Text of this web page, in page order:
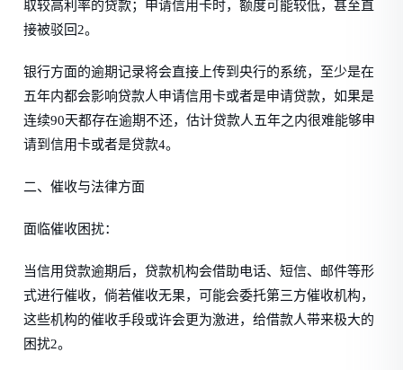
取较高利率的贷款；申请信用卡时，额度可能较低，甚至直
接被驳回2。
银行方面的逾期记录将会直接上传到央行的系统，至少是在
五年内都会影响贷款人申请信用卡或者是申请贷款，如果是
连续90天都存在逾期不还，估计贷款人五年之内很难能够申
请到信用卡或者是贷款4。
二、催收与法律方面
面临催收困扰：
当信用贷款逾期后，贷款机构会借助电话、短信、邮件等形
式进行催收，倘若催收无果，可能会委托第三方催收机构，
这些机构的催收手段或许会更为激进，给借款人带来极大的
困扰2。